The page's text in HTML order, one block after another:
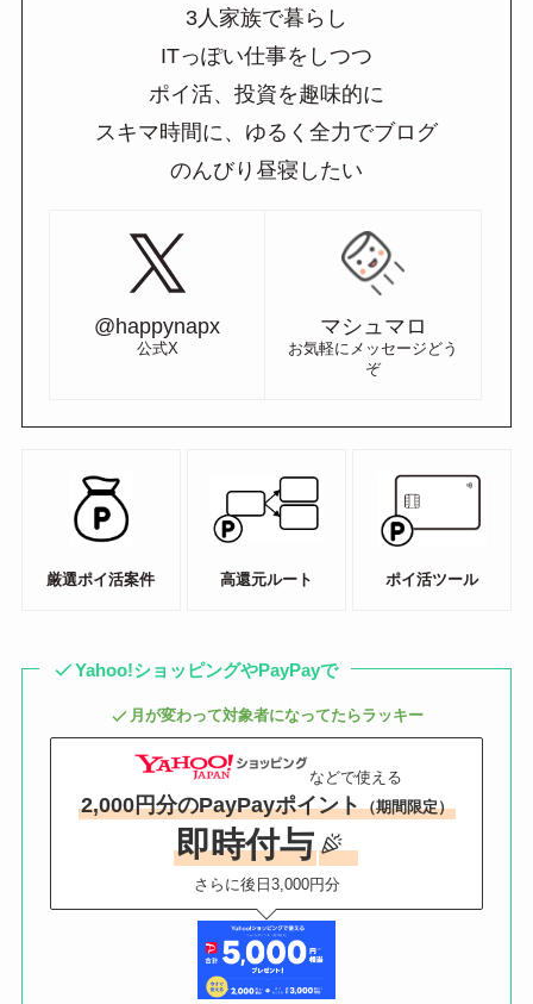
3人家族で暮らし
ITっぽい仕事をしつつ
ポイ活、投資を趣味的に
スキマ時間に、ゆるく全力でブログ
のんびり昼寝したい
@happynapx
公式X
マシュマロ
お気軽にメッセージどう
ぞ
厳選ポイ活案件 高還元ルート ポイ活ツール
Yahoo!ショッピングやPayPayで
月が変わって対象者になってたらラッキー
などで使える
2,000円分のPayPayポイント（期間限定）
即時付与
さらに後日3,000円分